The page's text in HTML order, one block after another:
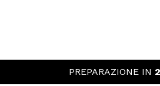
PREPARAZIONE IN